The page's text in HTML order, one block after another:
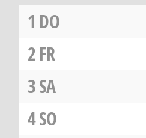
1 DO
2FR
3SA
4SO